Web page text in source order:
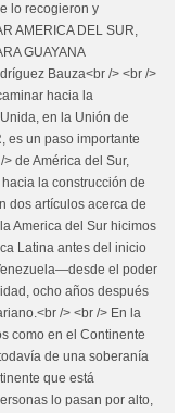
lo recogieron y
AMERICA DEL SUR,
GUAYANA
Bauza<br /> <br />
hacia la
en la Unión de
es un paso importante
de América del Sur,
la construcción de
dos artículos acerca de
America del Sur hicimos
Latina antes del inicio
el poder
ocho años después
/> <br /> En la
como en el Continente
de una soberanía
que está
lo pasan por alto,